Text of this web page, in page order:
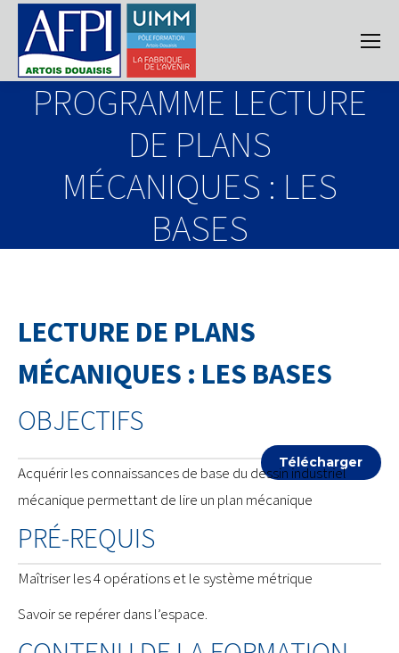
PROGRAMME LECTURE
DE PLANS
MÉCANIQUES : LES
BASES
LECTURE DE PLANS
MÉCANIQUES : LES BASES
OBJECTIFS
Télécharger
Acquérir les connaissances de base du dessin industriel
mécanique permettant de lire un plan mécanique
PRÉ-REQUIS
Maîtriser les 4 opérations et le système métrique
Savoir se repérer dans l’espace.